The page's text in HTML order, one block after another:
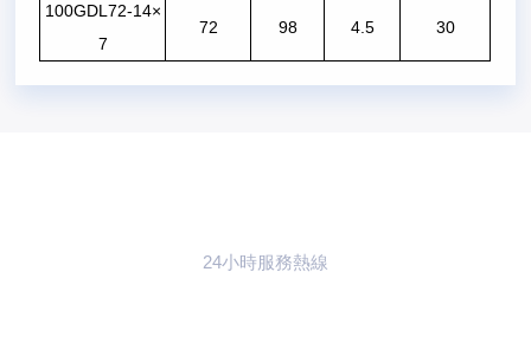
100GDL72-14×
7
72 98 4.5 30
24小時服務熱線